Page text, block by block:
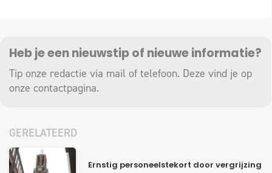
Heb je een nieuwstip of nieuwe informatie?
Tip onze redactie via mail of telefoon. Deze vind je op
onze contactpagina.
GERELATEERD
Ernstig personeelstekort door vergrijzing